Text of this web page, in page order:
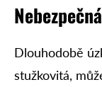
Dlouhodobě
stužkovitá,